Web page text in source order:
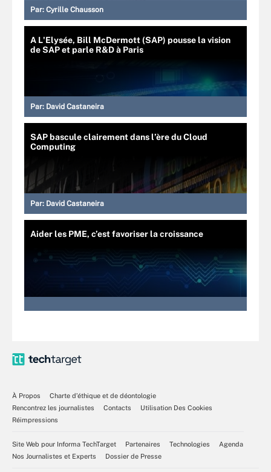
Par: Cyrille Chausson
A L'Elysée, Bill McDermott (SAP) pousse la vision
de SAP et parle R&D à Paris
Par: David Castaneira
SAP bascule clairement dans l’ère du Cloud
Computing
Par: David Castaneira
Aider les PME, c’est favoriser la croissance
À Propos
Charte d’éthique et de déontologie
Rencontrez les journalistes
Contacts
Utilisation Des Cookies
Réimpressions
Site Web pour Informa TechTarget Partenaires Technologies
Agenda
Nos Journalistes et Experts
Dossier de Presse